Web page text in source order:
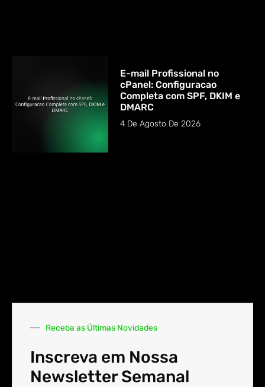
E-mail Profissional no
cPanel: Configuracao
Completa com SPF, DKIM e
DMARC
4 De Agosto De 2026
Receba as Últimas Novidades
Inscreva em Nossa
Newsletter Semanal